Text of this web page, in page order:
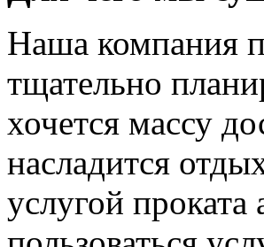
Наша компания
тщательно
хочется массу
насладится
услугой